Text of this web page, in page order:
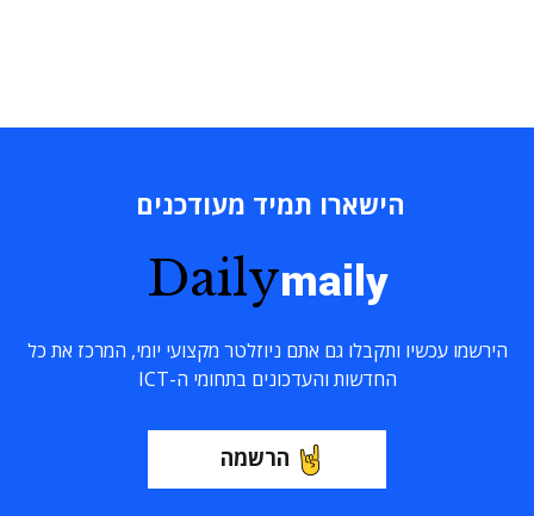
הישארו תמיד מעודכנים
Dailymaily
הירשמו עכשיו ותקבלו גם אתם ניוזלטר מקצועי יומי, המרכז את כל
החדשות והעדכונים בתחומי ה-ICT
הרשמה